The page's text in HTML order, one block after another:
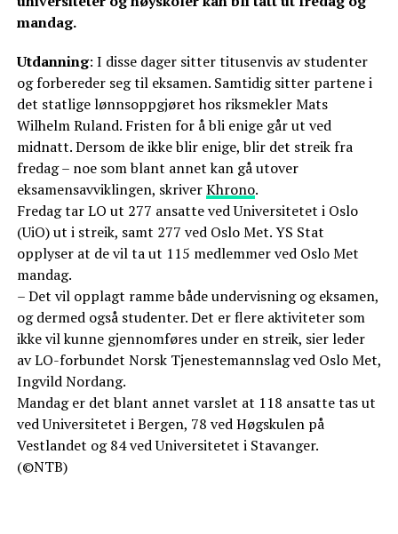
mandag.
Utdanning: I disse dager sitter titusenvis av studenter
og forbereder seg til eksamen. Samtidig sitter partene i
det statlige lønnsoppgjøret hos riksmekler Mats
Wilhelm Ruland. Fristen for å bli enige går ut ved
midnatt. Dersom de ikke blir enige, blir det streik fra
fredag – noe som blant annet kan gå utover
eksamensavviklingen, skriverKhrono.
Fredag tar LO ut 277 ansatte ved Universitetet i Oslo
(UiO) ut i streik, samt 277 ved Oslo Met. YS Stat
opplyser at de vil ta ut 115 medlemmer ved Oslo Met
mandag.
– Det vil opplagt ramme både undervisning og eksamen,
og dermed også studenter. Det er flere aktiviteter som
ikke vil kunne gjennomføres under en streik, sier leder
av LO-forbundet Norsk Tjenestemannslag ved Oslo Met,
Ingvild Nordang.
Mandag er det blant annet varslet at 118 ansatte tas ut
ved Universitetet i Bergen, 78 ved Høgskulen på
Vestlandet og 84 ved Universitetet i Stavanger.
(©NTB)